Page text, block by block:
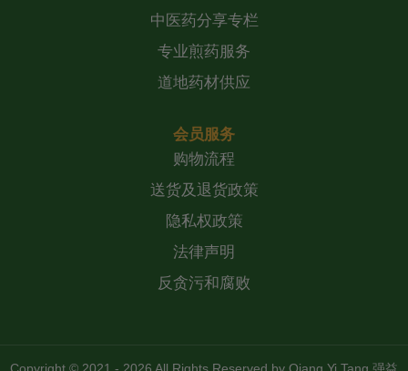
中医药分享专栏
专业煎药服务
道地药材供应
会员服务
购物流程
送货及退货政策
隐私权政策
法律声明
反贪污和腐败